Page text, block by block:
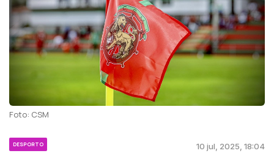
Foto: CSM
DESPORTO 10 jul, 2025, 18:04